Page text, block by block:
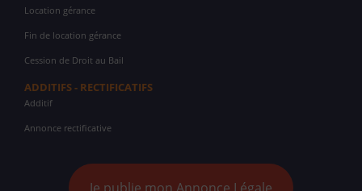
Location gérance
Fin de location gérance
Cession de Droit au Bail
ADDITIFS - RECTIFICATIFS
Additif
Annonce rectificative